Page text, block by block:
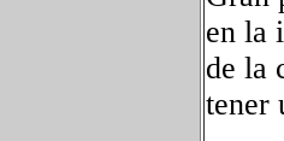
en la
de la
tener